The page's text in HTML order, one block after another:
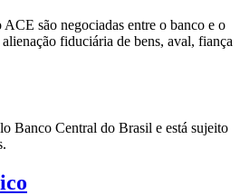
são negociadas entre o banco e o
fiduciária de bens, aval, fiança
Banco Central do Brasil e está sujeito